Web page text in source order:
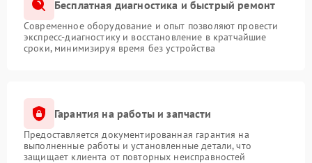
Бесплатная диагностика и быстрый ремонт
Современное оборудование и опыт позволяют провести
экспресс-диагностику и восстановление в кратчайшие
сроки, минимизируя время без устройства
Гарантия на работы и запчасти
Предоставляется документированная гарантия на
выполненные работы и установленные детали, что
защищает клиента от повторных неисправностей